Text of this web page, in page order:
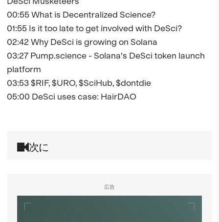
次に
00:55 What is Decentralized Science?
01:55 Is it too late to get involved with DeSci?
02:42 Why DeSci is growing on Solana
03:27 Pump.science - Solana's DeSci token launch
platform
03:53 $RIF, $URO, $SciHub, $dontdie
05:00 DeSci uses case: HairDAO
広告